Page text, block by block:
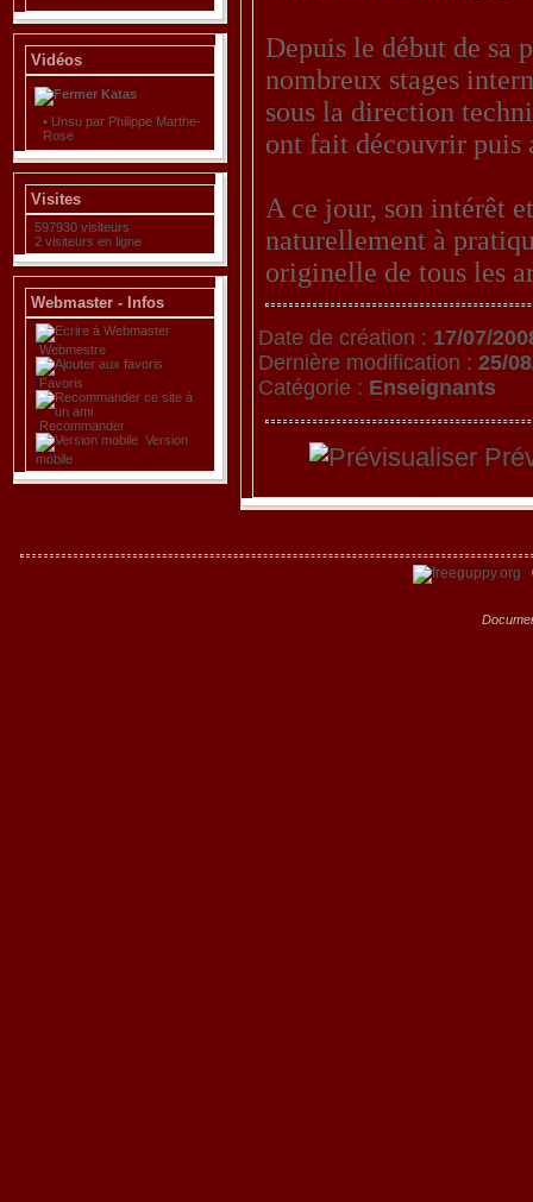
Vidéos
Katas
• Unsu par Philippe Marthe-
Rose
Visites
597930 visiteurs
2 visiteurs en ligne
Webmaster - Infos
Webmestre
Favoris
Recommander
Version
mobile
Depuis le début de sa
nombreux stages
sous la direction
ont fait découvrir puis
A ce jour, son intérêt
naturellement à
originelle de tous les
Date de création : 17/07/
Dernière modification : 25/
Catégorie : Enseignants